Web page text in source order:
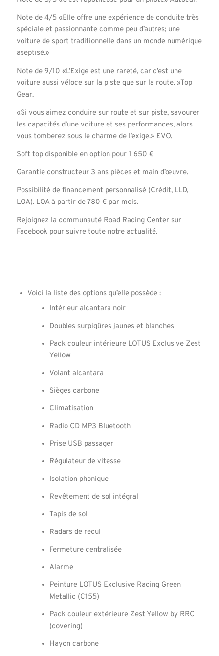
Note de 4/5 «Elle offre une expérience de conduite très
spéciale et passionnante comme peu d’autres; une
voiture de sport traditionnelle dans un monde numérique
aseptisé.»
Note de 9/10 «L’Exige est une rareté, car c’est une
voiture aussi véloce sur la piste que sur la route. »Top
Gear.
«Si vous aimez conduire sur route et sur piste, savourer
les capacités d’une voiture et ses performances, alors
vous tomberez sous le charme de l’exige.» EVO.
Soft top disponible en option pour 1 650 €
Garantie constructeur 3 ans pièces et main d’œuvre.
Possibilité de financement personnalisé (Crédit, LLD,
LOA). LOA à partir de 780 € par mois.
Rejoignez la communauté Road Racing Center sur
Facebook pour suivre toute notre actualité.
Voici la liste des options qu’elle possède :
Intérieur alcantara noir
Doubles surpiqûres jaunes et blanches
Pack couleur intérieure LOTUS Exclusive Zest
Yellow
Volant alcantara
Sièges carbone
Climatisation
Radio CD MP3 Bluetooth
Prise USB passager
Régulateur de vitesse
Isolation phonique
Revêtement de sol intégral
Tapis de sol
Radars de recul
Fermeture centralisée
Alarme
Peinture LOTUS Exclusive Racing Green
Metallic (C155)
Pack couleur extérieure Zest Yellow by RRC
(covering)
Hayon carbone